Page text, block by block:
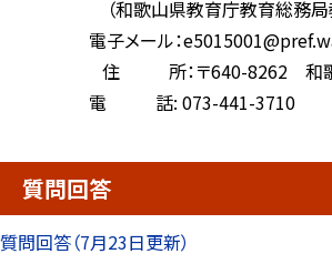
（和歌山県教育庁教育総務局教
電子メール：
住 所：〒640-8262 和歌山
電 話: 073-441-3710
質問回答
質問回答（7月23日更新）